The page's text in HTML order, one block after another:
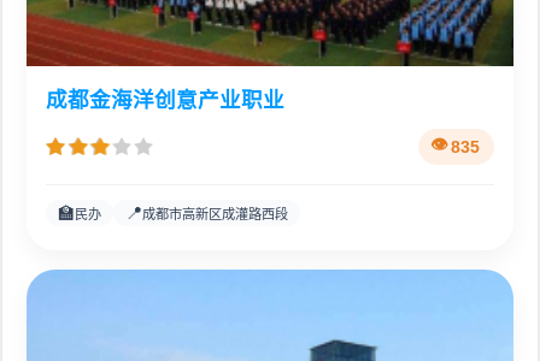
成都金海洋创意产业职业
835
🏫 民办 📍成都市高新区成灌路西段